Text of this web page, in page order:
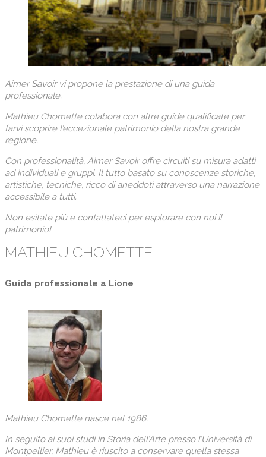
Aimer Savoir vi propone la prestazione di una guida
professionale.
Mathieu Chomette colabora con altre guide qualificate per
farvi scoprire l’eccezionale patrimonio della nostra grande
regione.
Con professionalità, Aimer Savoir offre circuiti su misura adatti
ad individuali e gruppi. Il tutto basato su conoscenze storiche,
artistiche, tecniche, ricco di aneddoti attraverso una narrazione
accessibile a tutti.
Non esitate più e contattateci per esplorare con noi il
patrimonio!
MATHIEU CHOMETTE
Guida professionale a Lione
Mathieu Chomette nasce nel 1986.
In seguito ai suoi studi in Storia dell’Arte presso l’Università di
Montpellier, Mathieu è riuscito a conservare quella stessa